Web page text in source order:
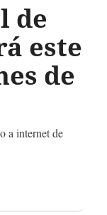
de
este
de
a internet de